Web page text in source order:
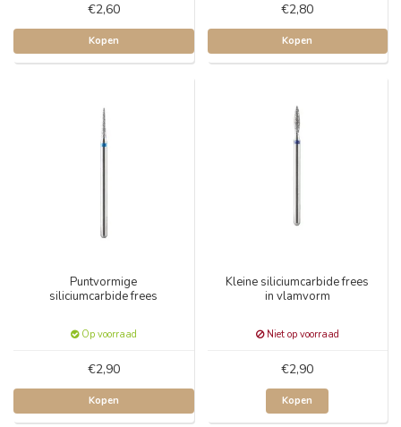
€2,60
Kopen
€2,80
Kopen
Puntvormige
siliciumcarbide frees
Op voorraad
€2,90
Kopen
Kleine siliciumcarbide frees
in vlamvorm
Niet op voorraad
€2,90
Kopen